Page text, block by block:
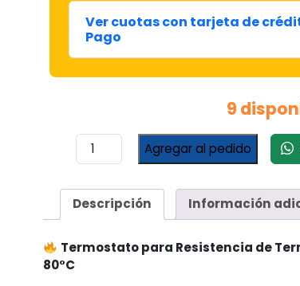
Ver cuotas con tarjeta de
Pago
9
Termostato
para
de
Termotanque
Damfer
40–
Agregar al pedido
Descripción Información
Termostato para Resistencia de
80°C